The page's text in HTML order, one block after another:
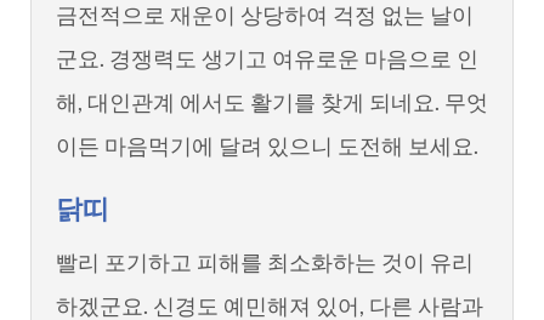
금전적으로 재운이 상당하여 걱정 없는 날이
군요. 경쟁력도 생기고 여유로운 마음으로 인
해, 대인관계 에서도 활기를 찾게 되네요. 무엇
이든 마음먹기에 달려 있으니 도전해 보세요.
닭띠
빨리 포기하고 피해를 최소화하는 것이 유리
하겠군요. 신경도 예민해져 있어, 다른 사람과